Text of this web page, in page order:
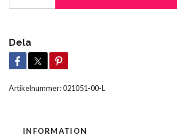
Dela
Artikelnummer:021051-00-L
INFORMATION